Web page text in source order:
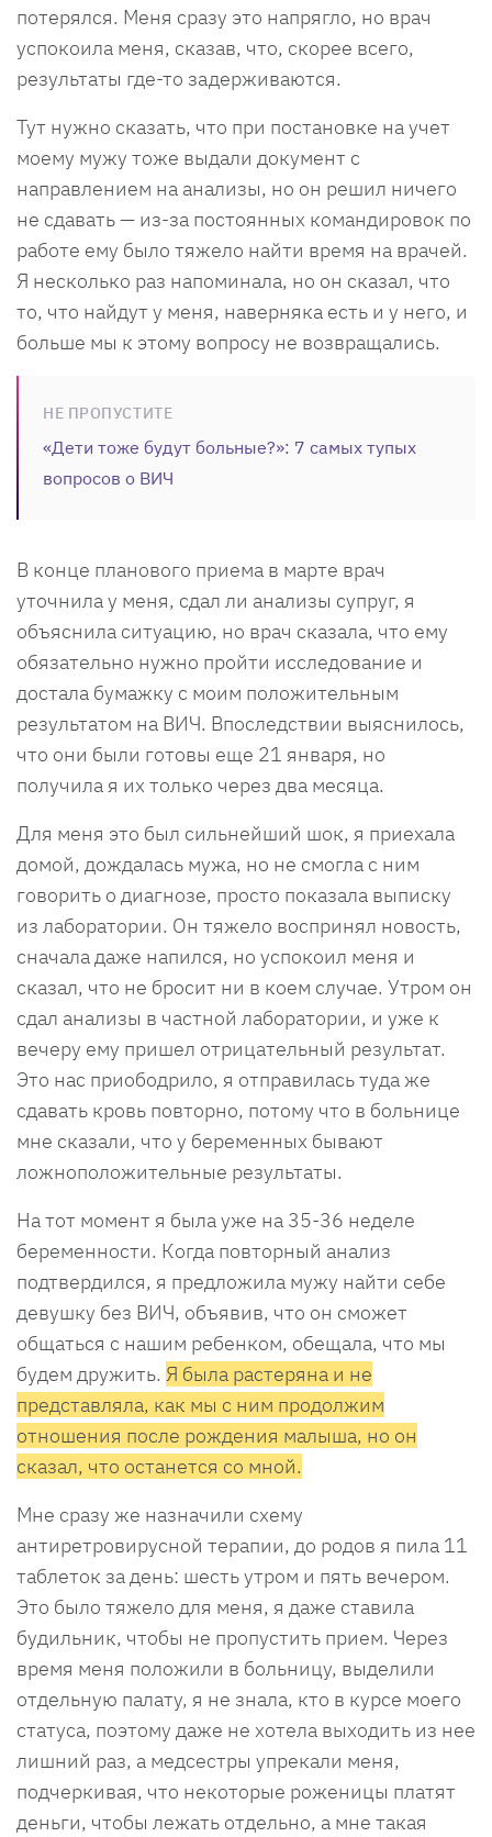
потерялся. Меня сразу это напрягло, но врач
успокоила меня, сказав, что, скорее всего,
результаты где-то задерживаются.
Тут нужно сказать, что при постановке на учет
моему мужу тоже выдали документ с
направлением на анализы, но он решил ничего
не сдавать — из-за постоянных командировок по
работе ему было тяжело найти время на врачей.
Я несколько раз напоминала, но он сказал, что
то, что найдут у меня, наверняка есть и у него, и
больше мы к этому вопросу не возвращались.
НЕ ПРОПУСТИТЕ
«Дети тоже будут больные?»: 7 самых тупых
вопросов о ВИЧ
В конце планового приема в марте врач
уточнила у меня, сдал ли анализы супруг, я
объяснила ситуацию, но врач сказала, что ему
обязательно нужно пройти исследование и
достала бумажку с моим положительным
результатом на ВИЧ. Впоследствии выяснилось,
что они были готовы еще 21 января, но
получила я их только через два месяца.
Для меня это был сильнейший шок, я приехала
домой, дождалась мужа, но не смогла с ним
говорить о диагнозе, просто показала выписку
из лаборатории. Он тяжело воспринял новость,
сначала даже напился, но успокоил меня и
сказал, что не бросит ни в коем случае. Утром он
сдал анализы в частной лаборатории, и уже к
вечеру ему пришел отрицательный результат.
Это нас приободрило, я отправилась туда же
сдавать кровь повторно, потому что в больнице
мне сказали, что у беременных бывают
ложноположительные результаты.
На тот момент я была уже на 35-36 неделе
беременности. Когда повторный анализ
подтвердился, я предложила мужу найти себе
девушку без ВИЧ, объявив, что он сможет
общаться с нашим ребенком, обещала, что мы
будем дружить. Я была растеряна и не
представляла, как мы с ним продолжим
отношения после рождения малыша, но он
сказал, что останется со мной.
Мне сразу же назначили схему
антиретровирусной терапии, до родов я пила 11
таблеток за день: шесть утром и пять вечером.
Это было тяжело для меня, я даже ставила
будильник, чтобы не пропустить прием. Через
время меня положили в больницу, выделили
отдельную палату, я не знала, кто в курсе моего
статуса, поэтому даже не хотела выходить из нее
лишний раз, а медсестры упрекали меня,
подчеркивая, что некоторые роженицы платят
деньги, чтобы лежать отдельно, а мне такая